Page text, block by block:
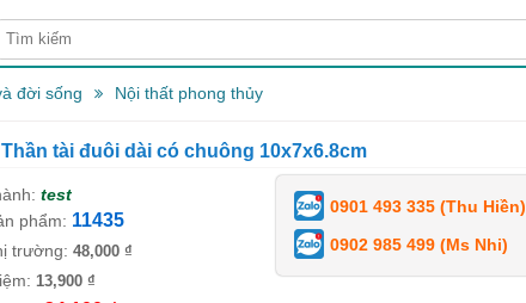
đời sống Nội thất phong thủy
Thần tài đuôi dài có chuông 10x7x6.8cm
test
phẩm: 11435
trường: 48,000 ₫
13,900 ₫
0901 493 335 (Thu Hiền)
0902 985 499 (Ms Nhi)